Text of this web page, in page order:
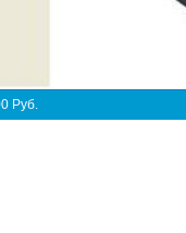
Руб.